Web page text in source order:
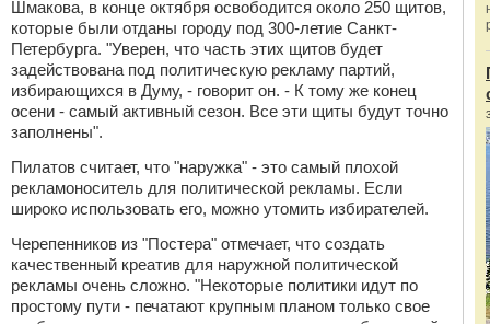
Шмакова, в конце октября освободится около 250 щитов,
которые были отданы городу под 300-летие Санкт-
Петербурга. "Уверен, что часть этих щитов будет
задействована под политическую рекламу партий,
избирающихся в Думу, - говорит он. - К тому же конец
осени - самый активный сезон. Все эти щиты будут точно
заполнены".
Пилатов считает, что "наружка" - это самый плохой
рекламоноситель для политической рекламы. Если
широко использовать его, можно утомить избирателей.
Черепенников из "Постера" отмечает, что создать
качественный креатив для наружной политической
рекламы очень сложно. "Некоторые политики идут по
простому пути - печатают крупным планом только свое